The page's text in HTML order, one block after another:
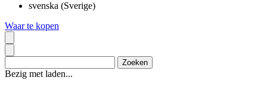
svenska (Sverige)
Waar te kopen
Bezig met laden...